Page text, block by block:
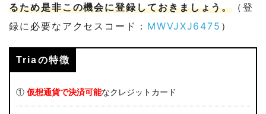
るため是非この機会に登録しておきましょう。 （登
録に必要なアクセスコード： MWVJXJ6475 ）
Triaの特徴
① 仮想通貨で決済可能なクレジットカード